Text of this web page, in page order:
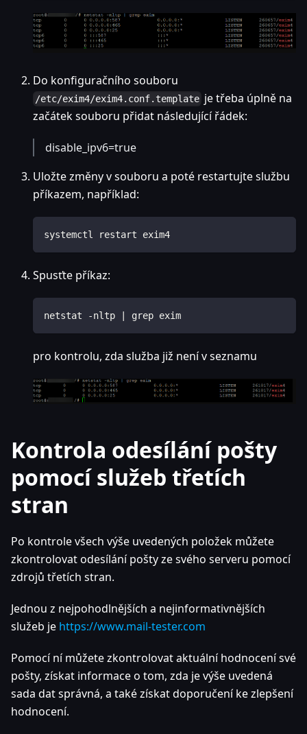
Do konfiguračního souboru
/etc/exim4/exim4.conf.template je třeba úplně na
začátek souboru přidat následující řádek:
disable_ipv6=true
Uložte změny v souboru a poté restartujte službu
příkazem, například:
systemctl restart exim4
Spusťte příkaz:
netstat -nltp | grep exim
pro kontrolu, zda služba již není v seznamu
Kontrola odesílání pošty
pomocí služeb třetích
stran
Po kontrole všech výše uvedených položek můžete
zkontrolovat odesílání pošty ze svého serveru pomocí
zdrojů třetích stran.
Jednou z nejpohodlnějších a nejinformativnějších
služeb je https://www.mail-tester.com
Pomocí ní můžete zkontrolovat aktuální hodnocení své
pošty, získat informace o tom, zda je výše uvedená
sada dat správná, a také získat doporučení ke zlepšení
hodnocení.